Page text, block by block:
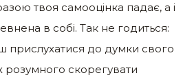
твоя самооцінка падає, а і
в собі. Так не годиться:
прислухатися до думки свого
розумного скорегувати